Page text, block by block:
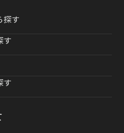
探す
す
す